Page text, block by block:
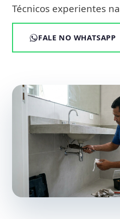
Técnicos experientes
FALE NO WHATSAPP